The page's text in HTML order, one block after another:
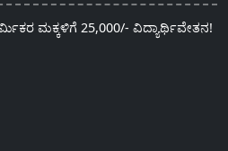
ಮಕ್ಕಳಿಗೆ 25,000/- ವಿದ್ಯಾರ್ಥಿವೇತನ!